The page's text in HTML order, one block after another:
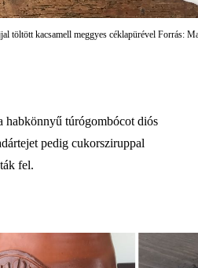
töltött kacsamell meggyes céklapürével Forrás:
habkönnyű túrógombócot diós
pedig cukorsziruppal
fel.